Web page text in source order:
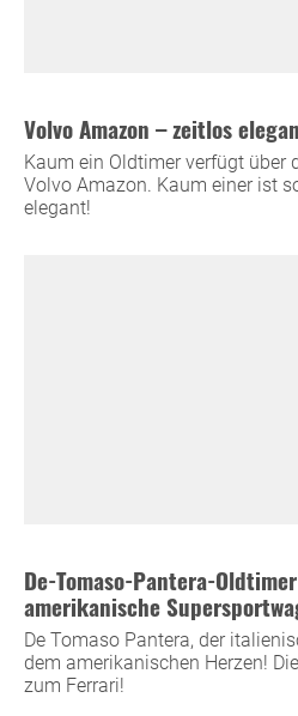
Volvo Amazon – zeitlos
Kaum ein Oldtimer verfügt
Volvo Amazon. Kaum einer ist
elegant!
De-Tomaso-Pantera-
amerikanische
De Tomaso Pantera, der
dem amerikanischen Herzen!
zum Ferrari!